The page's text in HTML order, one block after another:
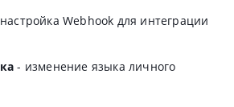
Webhook для интеграции
- изменение языка личного